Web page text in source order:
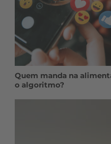
Quem manda na
o algoritmo?